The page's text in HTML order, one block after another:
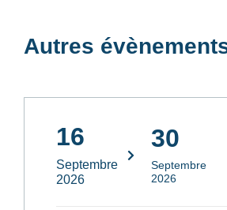
Autres
16
Septembre
2026
30
Septembre
2026